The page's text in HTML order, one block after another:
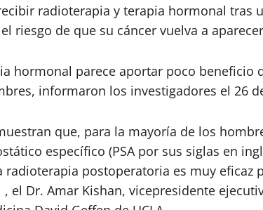
radioterapia y terapia hormonal tras
riesgo de que su cáncer vuelva a
hormonal parece aportar poco beneficio
informaron los investigadores el 26
que, para la mayoría de los
específico (PSA por sus siglas en
radioterapia postoperatoria es muy eficaz
el Dr. Amar Kishan, vicepresidente